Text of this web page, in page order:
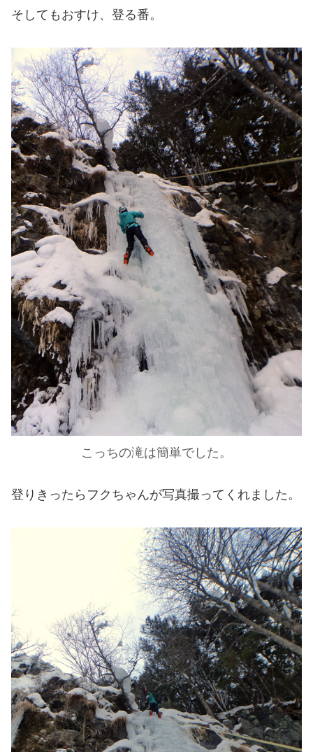
そしてもおすけ、登る番。
こっちの滝は簡単でした。
登りきったらフクちゃんが写真撮ってくれました。